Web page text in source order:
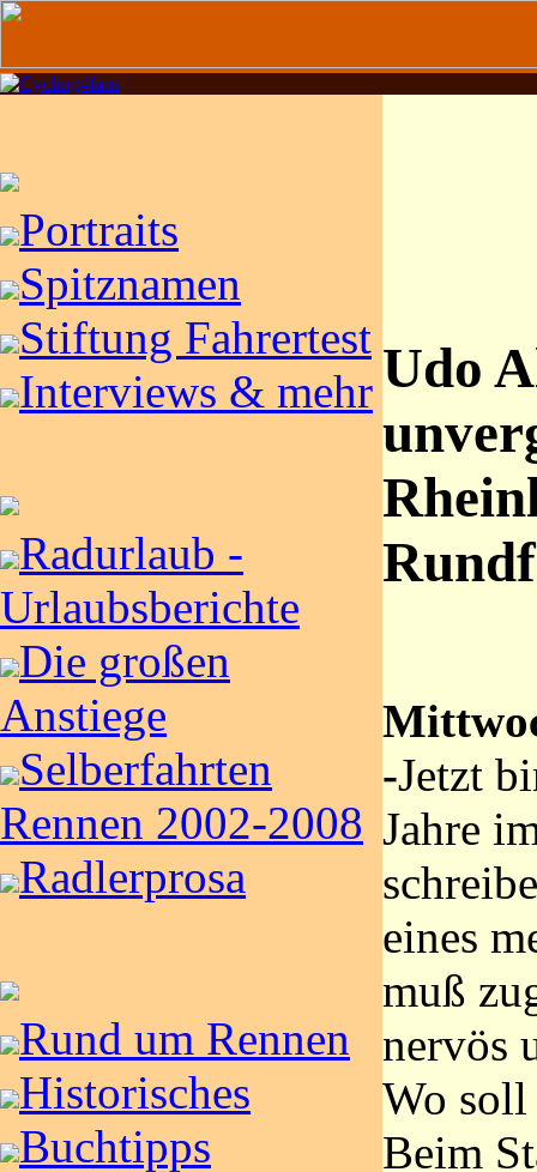
Portraits
Spitznamen
Stiftung Fahrertest
Interviews & mehr
Radurlaub -
Urlaubsberichte
Die großen
Anstiege
Selberfahrten
Rennen 2002-2008
Radlerprosa
Rund um Rennen
Historisches
Buchtipps
Udo
-Jetzt
Jahre
eines
muß
nervös
Wo soll
Beim